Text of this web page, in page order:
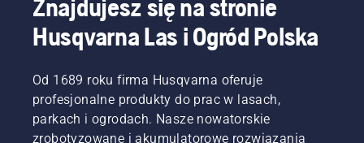
akumulatorowych
firmy
pełnym
otwarciu
przepustnicy,
jednoczesnym
zachowaniu
momentu
obrotowego,
ogrodowych.
Obecnie
oferujemy
udostępniania
naszych
urządzeń
w tym
zakresie.
dłuższą
pracę
bez
Znajdujesz się na stronie
Husqvarna Las i Ogród Polska
Od 1689 roku firma Husqvarna oferuje
profesjonalne produkty do prac w lasach,
parkach i ogrodach. Nasze nowatorskie
zrobotyzowane i akumulatorowe rozwiązania